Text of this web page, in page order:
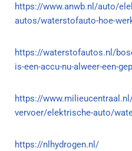
https://www.anwb.nl/auto/
autos/waterstofauto-hoe-
https://waterstofautos.nl/
is-een-accu-nu-alweer-een-
https://
vervoer/elektrische-auto/
https://nlhydrogen.nl/